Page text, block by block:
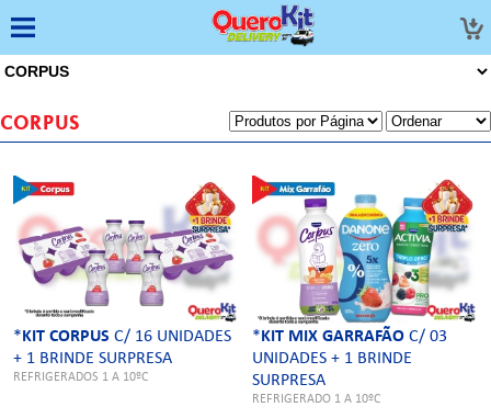
CORPUS
*KIT CORPUS C/ 16 UNIDADES
+ 1 BRINDE SURPRESA
REFRIGERADOS 1 A 10ºC
*KIT MIX GARRAFÃOC/ 03
UNIDADES + 1 BRINDE
SURPRESA
REFRIGERADO 1 A 10ºC